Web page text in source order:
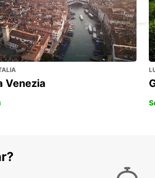
MALLORCA - SPAIN
Venezia